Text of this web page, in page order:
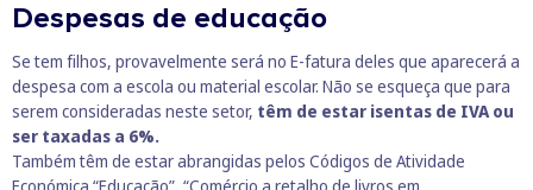
Despesas de educação
Se tem filhos, provavelmente será no E-fatura deles que aparecerá a
despesa com a escola ou material escolar. Não se esqueça que para
serem consideradas neste setor, têm de estar isentas de IVA ou
ser taxadas a 6%.
Também têm de estar abrangidas pelos Códigos de Atividade